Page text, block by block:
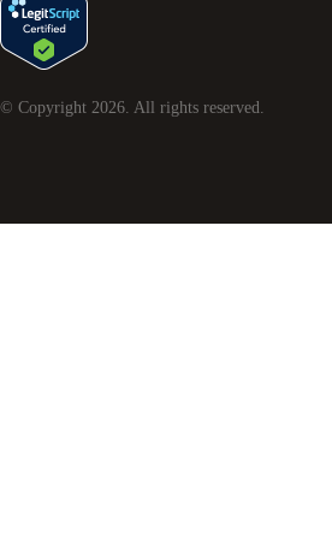
© Copyright 2026 . All rights reserved.